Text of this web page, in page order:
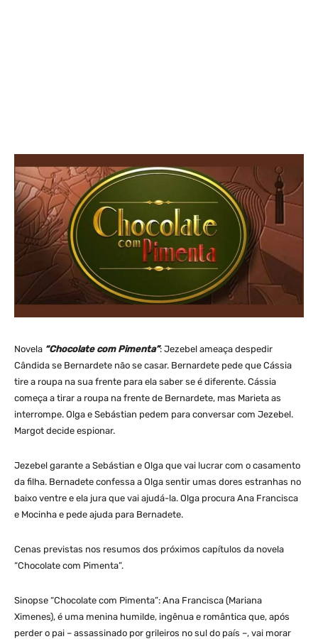
Novela “Chocolate com Pimenta”: Jezebel ameaça despedir
Cândida se Bernardete não se casar. Bernardete pede que Cássia
tire a roupa na sua frente para ela saber se é diferente. Cássia
começa a tirar a roupa na frente de Bernardete, mas Marieta as
interrompe. Olga e Sebástian pedem para conversar com Jezebel.
Margot decide espionar.
Jezebel garante a Sebástian e Olga que vai lucrar com o casamento
da filha. Bernadete confessa a Olga sentir umas dores estranhas no
baixo ventre e ela jura que vai ajudá-la. Olga procura Ana Francisca
e Mocinha e pede ajuda para Bernadete.
Cenas previstas nos resumos dos próximos capítulos da novela
“Chocolate com Pimenta”.
Sinopse “Chocolate com Pimenta”: Ana Francisca (Mariana
Ximenes), é uma menina humilde, ingênua e romântica que, após
perder o pai – assassinado por grileiros no sul do país –, vai morar